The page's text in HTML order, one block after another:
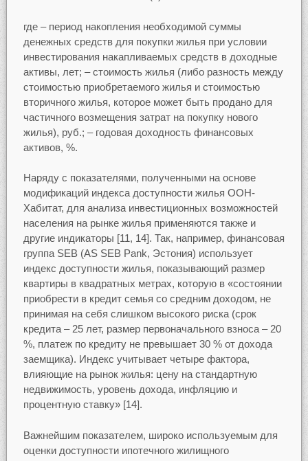
где – период накопления необходимой суммы
денежных средств для покупки жилья при условии
инвестирования накапливаемых средств в доходные
активы, лет; – стоимость жилья (либо разность между
стоимостью приобретаемого жилья и стоимостью
вторичного жилья, которое может быть продано для
частичного возмещения затрат на покупку нового
жилья), руб.; – годовая доходность финансовых
активов, %.
Наряду с показателями, полученными на основе
модификаций индекса доступности жилья ООН-
Хабитат, для анализа инвестиционных возможностей
населения на рынке жилья применяются также и
другие индикаторы [11, 14]. Так, например, финансовая
группа SEB (AS SEB Pank, Эстония) использует
индекс доступности жилья, показывающий размер
квартиры в квадратных метрах, которую в «состоянии
приобрести в кредит семья со средним доходом, не
принимая на себя слишком высокого риска (срок
кредита – 25 лет, размер первоначального взноса – 20
%, платеж по кредиту не превышает 30 % от дохода
заемщика). Индекс учитывает четыре фактора,
влияющие на рынок жилья: цену на стандартную
недвижимость, уровень дохода, инфляцию и
процентную ставку» [14].
Важнейшим показателем, широко используемым для
оценки доступности ипотечного жилищного